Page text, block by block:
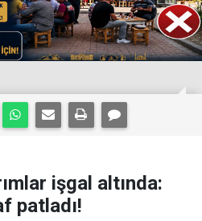
işgal altında:
patladı!